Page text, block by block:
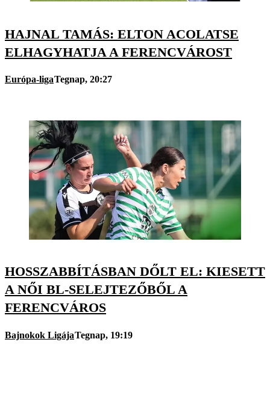
HAJNAL TAMÁS: ELTON ACOLATSE
ELHAGYHATJA A FERENCVÁROST
Európa-ligaTegnap, 20:27
HOSSZABBÍTÁSBAN DŐLT EL: KIESETT
A NŐI BL-SELEJTEZŐBŐL A
FERENCVÁROS
Bajnokok LigájaTegnap, 19:19